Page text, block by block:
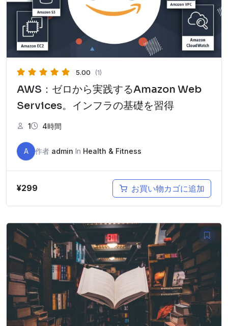
た。す。
5.00 (1)
AWS：ゼロから実践するAmazon Web
Services。インフラの基礎を習得
1 4時間
A 作者 admin In Health & Fitness
¥299 お買い物カゴに追加